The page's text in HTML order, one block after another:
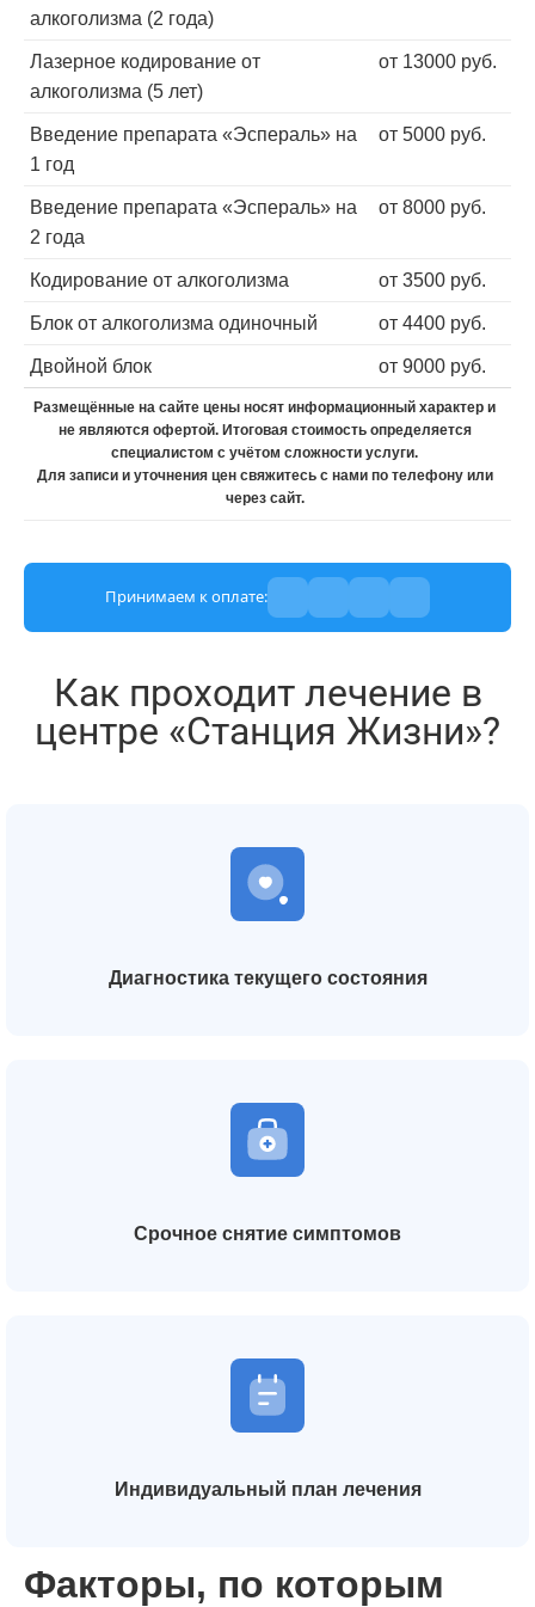
алкоголизма (2 года)
Лазерное кодирование от
алкоголизма (5 лет)
от 13000 руб.
Введение препарата «Эспераль» на
1 год
от 5000 руб.
Введение препарата «Эспераль» на
2 года
от 8000 руб.
Кодирование от алкоголизма от 3500 руб.
Блок от алкоголизма одиночный от 4400 руб.
Двойной блок от 9000 руб.
Размещённые на сайте цены носят информационный характер и
не являются офертой. Итоговая стоимость определяется
специалистом с учётом сложности услуги.
Для записи и уточнения цен свяжитесь с нами по телефону или
через сайт.
Принимаем к оплате:
Как проходит лечение в
центре «Станция Жизни»?
Диагностика текущего состояния
Срочное снятие симптомов
Индивидуальный план лечения
Факторы, по которым